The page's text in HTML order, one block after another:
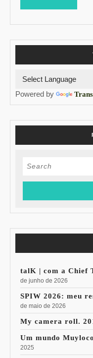
Powered by
Search
talK | com a Chief
de junho de 2026
SPIW 2026: meu
de maio de 2026
My camera roll.
Um mundo
2025